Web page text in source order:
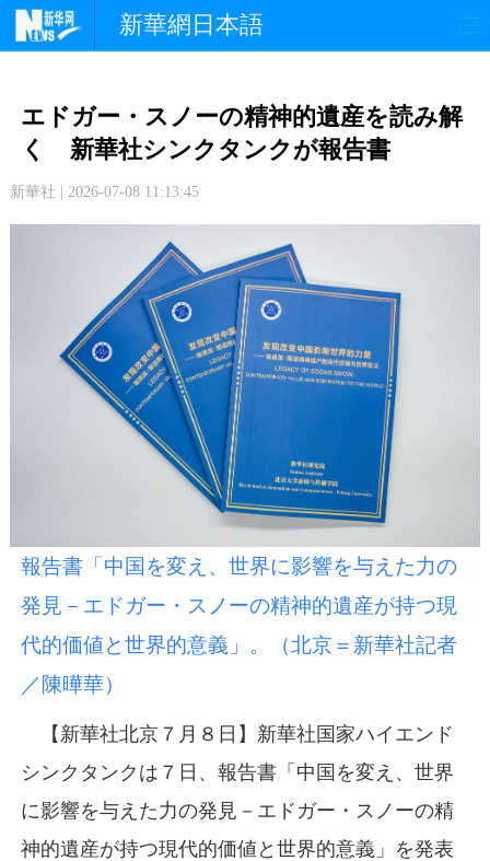
新華網日本語
文 化 観 光 スポーツ
中日交流
エドガー・スノーの精神的遺産を読み解
く 新華社シンクタンクが報告書
新華社 | 2026-07-08 11:13:45
報告書「中国を変え、世界に影響を与えた力の
発見－エドガー・スノーの精神的遺産が持つ現
代的価値と世界的意義」。（北京＝新華社記者
／陳曄華）
【新華社北京７月８日】新華社国家ハイエンド
シンクタンクは７日、報告書「中国を変え、世界
に影響を与えた力の発見－エドガー・スノーの精
神的遺産が持つ現代的価値と世界的意義」を発表